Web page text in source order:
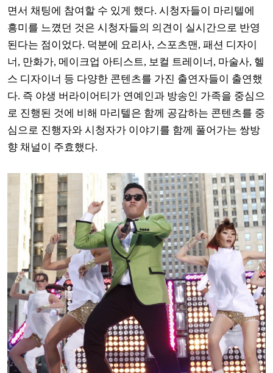
면서 채팅에 참여할 수 있게 했다. 시청자들이 마리텔에
흥미를 느꼈던 것은 시청자들의 의견이 실시간으로 반영
된다는 점이었다. 덕분에 요리사, 스포츠맨, 패션 디자이
너 , 만화가, 메이크업 아티스트, 보컬 트레이너 , 마술사, 헬
스 디자이너 등 다양한 콘텐츠를 가진 출연자들이 출연했
다. 즉 야생 버라이어티가 연예인과 방송인 가족을 중심으
로 진행된 것에 비해 마리텔은 함께 공감하는 콘텐츠를 중
심으로 진행자와 시청자가 이야기를 함께 풀어가는 쌍방
향 채널이 주효했다.